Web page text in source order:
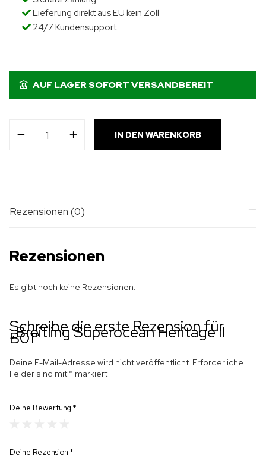
Lieferung direkt aus EU kein Zoll
24/7 Kundensupport
AUF LAGER SOFORT VERSANDBEREIT
IN DEN WARENKORB
Rezensionen (0)
Rezensionen
Es gibt noch keine Rezensionen.
Schreibe die erste Rezension für
„Breitling Superocean Héritage II
B01“
Deine E-Mail-Adresse wird nicht veröffentlicht. Erforderliche
Felder sind mit * markiert
Deine Bewertung *
Deine Rezension *